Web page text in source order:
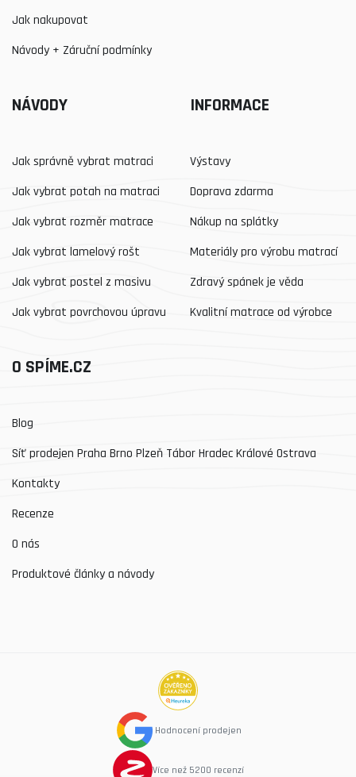
Jak nakupovat
Návody + Záruční podmínky
NÁVODY
Jak správně vybrat matraci
Jak vybrat potah na matraci
Jak vybrat rozměr matrace
Jak vybrat lamelový rošt
Jak vybrat postel z masivu
Jak vybrat povrchovou úpravu
INFORMACE
Výstavy
Doprava zdarma
Nákup na splátky
Materiály pro výrobu matrací
Zdravý spánek je věda
Kvalitní matrace od výrobce
O SPÍME.CZ
Blog
Síť prodejen Praha Brno Plzeň Tábor Hradec Králové Ostrava
Kontakty
Recenze
O nás
Produktové články a návody
Hodnocení prodejen
Více než 5200 recenzí